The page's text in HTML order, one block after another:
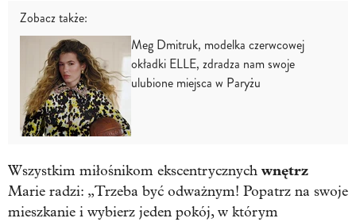
Zobacz także:
Meg Dmitruk, modelka czerwcowej
okładki ELLE, zdradza nam swoje
ulubione miejsca w Paryżu
Wszystkim miłośnikom ekscentrycznych wnętrz
Marie radzi: „Trzeba być odważnym! Popatrz na swoje
mieszkanie i wybierz jeden pokój, w którym